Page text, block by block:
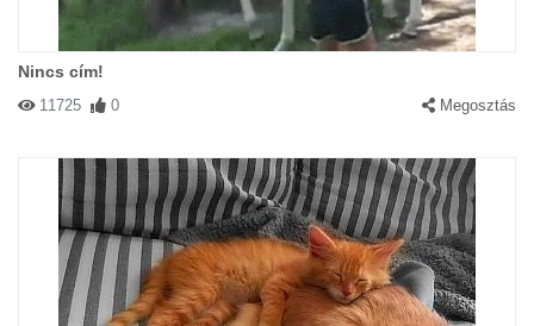
Nincs cím!
11725 0 Megosztás